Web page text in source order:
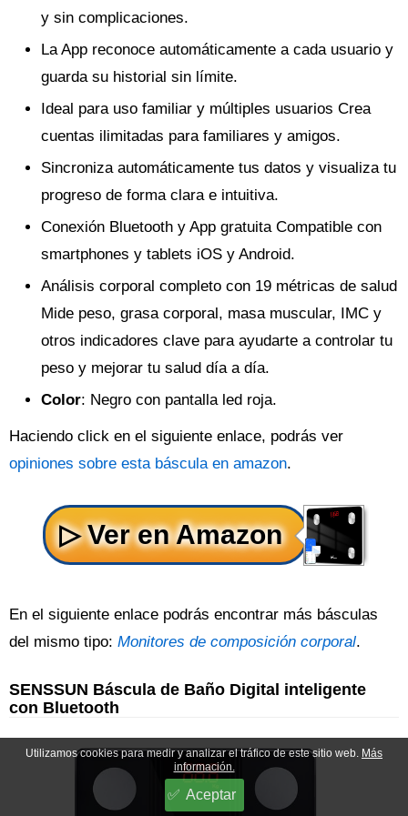
y sin complicaciones.
La App reconoce automáticamente a cada usuario y
guarda su historial sin límite.
Ideal para uso familiar y múltiples usuarios Crea
cuentas ilimitadas para familiares y amigos.
Sincroniza automáticamente tus datos y visualiza tu
progreso de forma clara e intuitiva.
Conexión Bluetooth y App gratuita Compatible con
smartphones y tablets iOS y Android.
Análisis corporal completo con 19 métricas de salud
Mide peso, grasa corporal, masa muscular, IMC y
otros indicadores clave para ayudarte a controlar tu
peso y mejorar tu salud día a día.
Color: Negro con pantalla led roja.
Haciendo click en el siguiente enlace, podrás ver
opiniones sobre esta báscula en amazon.
En el siguiente enlace podrás encontrar más básculas
del mismo tipo: Monitores de composición corporal.
SENSSUN Báscula de Baño Digital inteligente
con Bluetooth
Utilizamos cookies para medir y analizar el tráfico de este sitio web. Más
información.
Aceptar